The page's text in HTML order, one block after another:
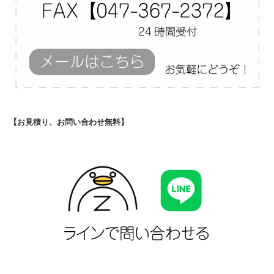
【お見積り、お問い合わせ無料】